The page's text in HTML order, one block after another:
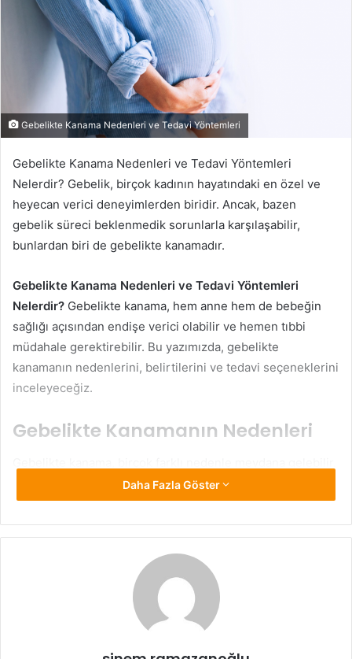
Gebelikte Kanama Nedenleri ve Tedavi Yöntemleri
Gebelikte Kanama Nedenleri ve Tedavi Yöntemleri
Nelerdir? Gebelik, birçok kadının hayatındaki en özel ve
heyecan verici deneyimlerden biridir. Ancak, bazen
gebelik süreci beklenmedik sorunlarla karşılaşabilir,
bunlardan biri de gebelikte kanamadır.
Gebelikte Kanama Nedenleri ve Tedavi Yöntemleri
Nelerdir? Gebelikte kanama, hem anne hem de bebeğin
sağlığı açısından endişe verici olabilir ve hemen tıbbi
müdahale gerektirebilir. Bu yazımızda, gebelikte
kanamanın nedenlerini, belirtilerini ve tedavi seçeneklerini
inceleyeceğiz.
Gebelikte Kanamanın Nedenleri
En yaygın nedenlerden bazıları şunlardır:
İmplantasyon Kanaması:Gebelik embriyonun rahim
gelebilir. Bu, genellikle hamilelik döneminin erken
aşamalarında görülür ve hafif bir kanama şeklinde ortaya
Daha Fazla Göster